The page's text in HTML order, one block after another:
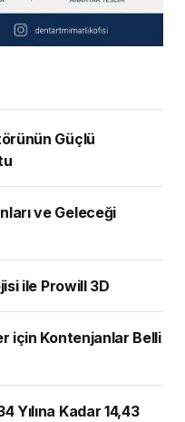
Güçlü
ve Geleceği
ile Prowill 3D
Belli
Yılına Kadar 14,43